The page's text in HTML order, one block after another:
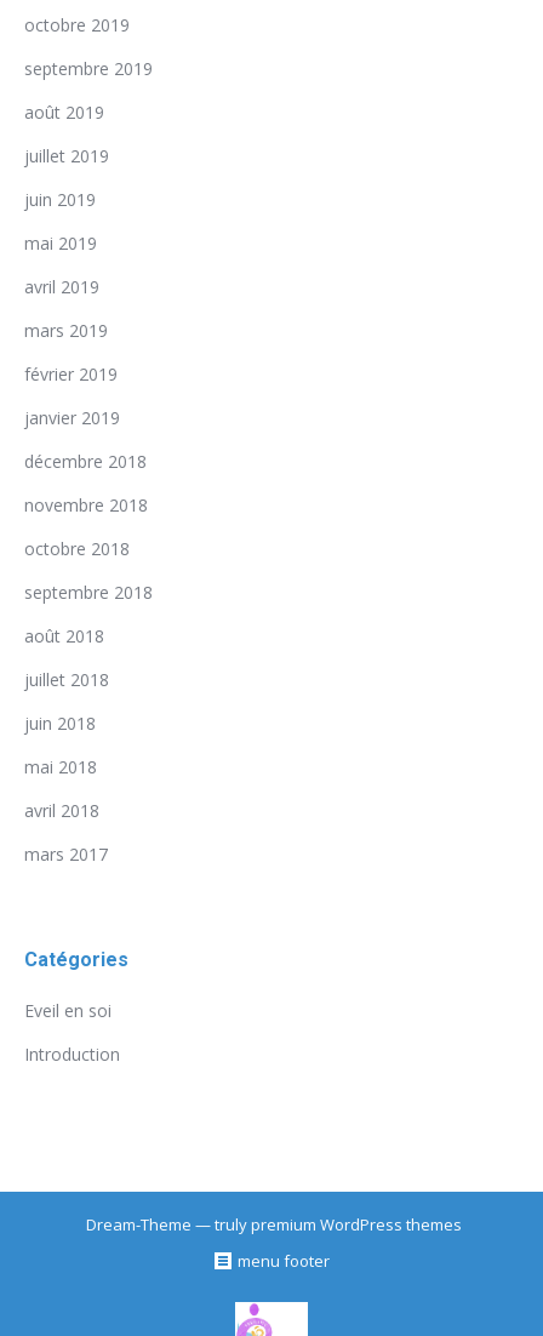
octobre 2019
septembre 2019
août 2019
juillet 2019
juin 2019
mai 2019
avril 2019
mars 2019
février 2019
janvier 2019
décembre 2018
novembre 2018
octobre 2018
septembre 2018
août 2018
juillet 2018
juin 2018
mai 2018
avril 2018
mars 2017
Catégories
Eveil en soi
Introduction
Dream-Theme — trulypremium WordPress themes
menu footer